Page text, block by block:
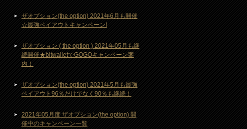
ザオプション(the option) 2021年6月も開催
☆最強ペイアウトキャンペーン!
ザオプション ( the option ) 2021年05月も継
続開催★bitwalletでGOGOキャンペーン案
内！
ザオプション(the option) 2021年5月も最強
ペイアウト96％だけでなく90％も継続！
2021年05月度 ザオプション(the option) 開
催中のキャンペーン一覧